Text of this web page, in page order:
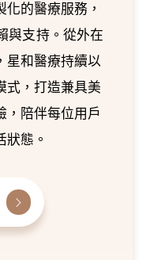
的醫療服務，
與支持。從外在
星和醫療持續以
式，打造兼具美
，陪伴每位用戶
狀態。